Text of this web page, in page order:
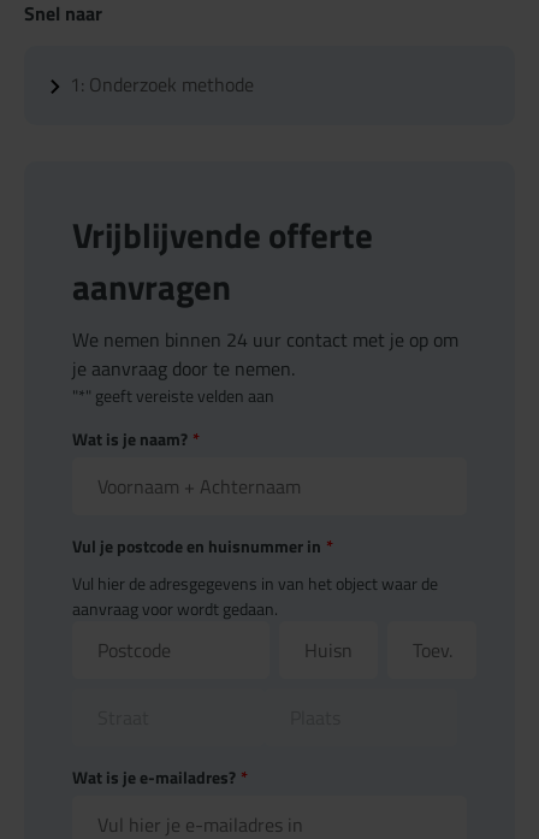
Snel naar
1: Onderzoek methode
Vrijblijvende offerte
aanvragen
We nemen binnen 24 uur contact met je op om
je aanvraag door te nemen.
"*" geeft vereiste velden aan
Wat is je naam? *
Vul je postcode en huisnummer in *
Vul hier de adresgegevens in van het object waar de
aanvraag voor wordt gedaan.
Wat is je e-mailadres? *